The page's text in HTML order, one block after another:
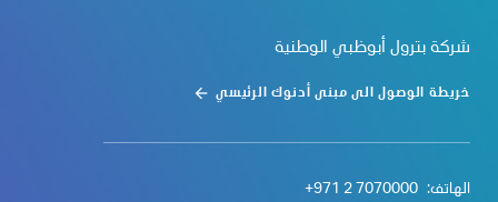
شركة بترول أبوظبي الوطنية
خريطة الوصول الى مبنى أدنوك الرئيسي
الهاتف: +971 2 7070000